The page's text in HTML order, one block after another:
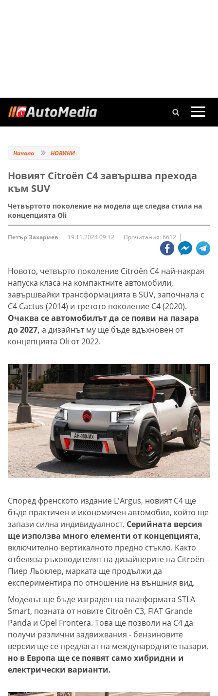
Начало НОВИНИ
Новият Citroën C4 завършва прехода
към SUV
Четвъртото поколение на модела ще следва стила на
концепцията Oli
Петър Захариев 19.11.2024 09:12 Прочитания: 6612
Новото, четвърто поколение Citroën C4 най-накрая
напуска класа на компактните автомобили,
завършвайки трансформацията в SUV, започнала с
C4 Cactus (2014) и третото поколение C4 (2020).
Очаква се автомобилът да се появи на пазара
до 2027, а дизайнът му ще бъде вдъхновен от
концепцията Oli от 2022.
Според френското издание L'Argus, новият C4 ще
бъде практичен и икономичен автомобил, който ще
запази силна индивидуалност. Серийната версия
ще използва много елементи от концепцията,
включително вертикалното предно стъкло. Както
отбеляза ръководителят на дизайнерите на Citroën -
Пиер Льоклер, марката ще продължи да
експериментира по отношение на външния вид.
Моделът ще бъде изграден на платформата STLA
Smart, позната от новите Citroën C3, FIAT Grande
Panda и Opel Frontera. Това ще позволи на C4 да
получи различни задвижвания - бензиновите
версии ще се предлагат на международните пазари,
но в Европа ще се появят само хибридни и
електрически варианти.